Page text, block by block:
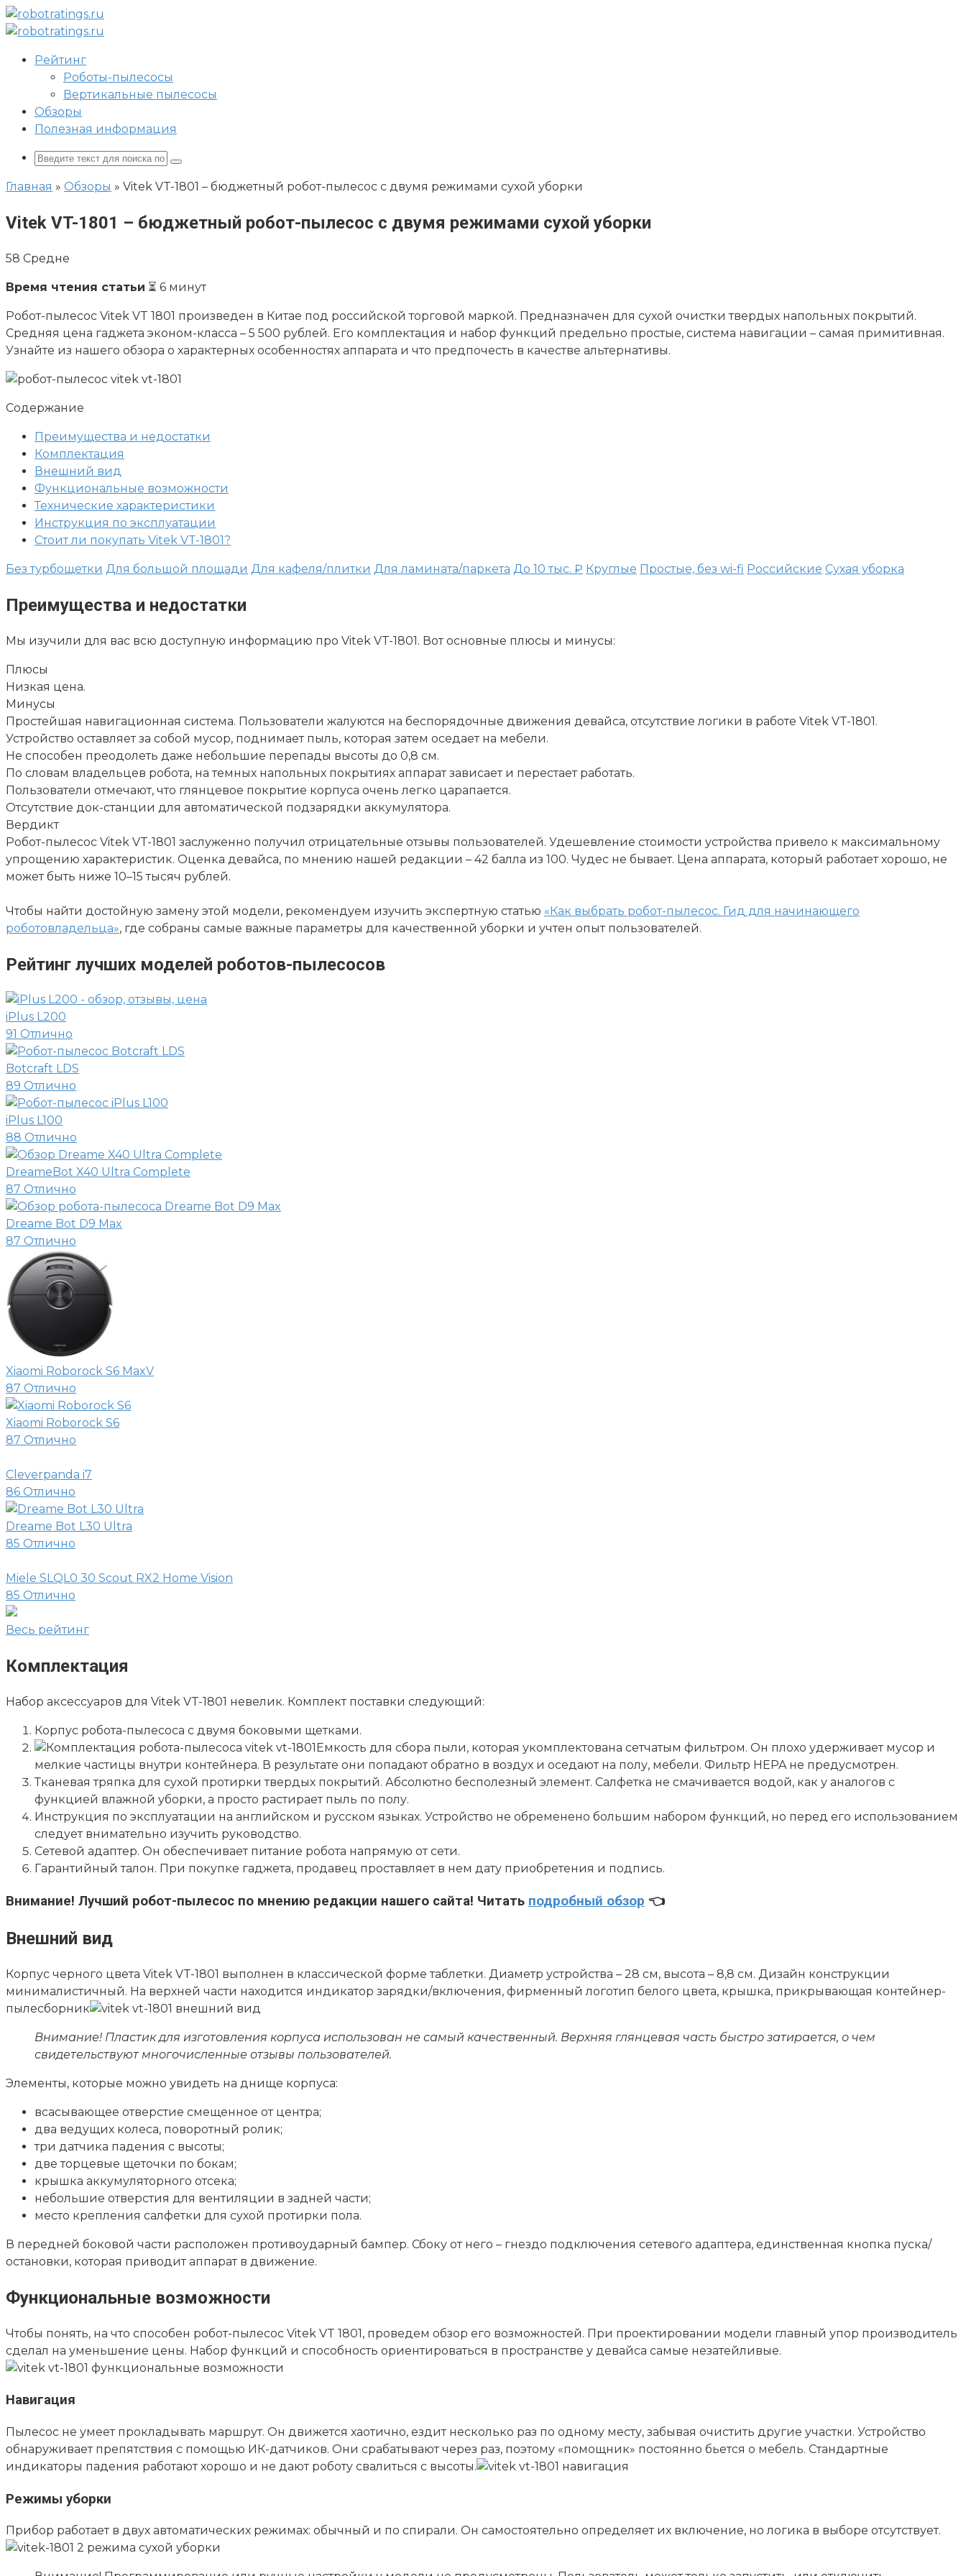
Перейти
к
Рейтинг
Роботы-пылесосы
Вертикальные пылесосы
Обзоры
Полезная информация
Поиск:
Главная » Обзоры » Vitek VT-1801 – бюджетный робот-пылесос с двумя режимами сухой уборки
Vitek VT-1801 – бюджетный робот-пылесос с двумя режимами сухой уборки
58 Средне
Время чтения статьи ⏳ 6 минут
Робот-пылесос Vitek VT 1801 произведен в Китае под российской торговой маркой. Предназначен для сухой очистки твердых напольных покрытий.
Средняя цена гаджета эконом-класса – 5 500 рублей. Его комплектация и набор функций предельно простые, система навигации – самая примитивная.
Узнайте из нашего обзора о характерных особенностях аппарата и что предпочесть в качестве альтернативы.
Содержание
Преимущества и недостатки
Комплектация
Внешний вид
Функциональные возможности
Технические характеристики
Инструкция по эксплуатации
Стоит ли покупать Vitek VT-1801?
Без турбощетки Для большой площади Для кафеля/плитки Для ламината/паркета До 10 тыс. ₽ Круглые Простые, без wi-fi Российские Сухая уборка
Преимущества и недостатки
Мы изучили для вас всю доступную информацию про Vitek VT-1801. Вот основные плюсы и минусы:
Плюсы
Низкая цена.
Минусы
Простейшая навигационная система. Пользователи жалуются на беспорядочные движения девайса, отсутствие логики в работе Vitek VT-1801.
Устройство оставляет за собой мусор, поднимает пыль, которая затем оседает на мебели.
Не способен преодолеть даже небольшие перепады высоты до 0,8 см.
По словам владельцев робота, на темных напольных покрытиях аппарат зависает и перестает работать.
Пользователи отмечают, что глянцевое покрытие корпуса очень легко царапается.
Отсутствие док-станции для автоматической подзарядки аккумулятора.
Вердикт
Робот-пылесос Vitek VT-1801 заслуженно получил отрицательные отзывы пользователей. Удешевление стоимости устройства привело к максимальному
упрощению характеристик. Оценка девайса, по мнению нашей редакции – 42 балла из 100. Чудес не бывает. Цена аппарата, который работает хорошо, не
может быть ниже 10–15 тысяч рублей.
Чтобы найти достойную замену этой модели, рекомендуем изучить экспертную статью «Как выбрать робот-пылесос. Гид для начинающего
роботовладельца», где собраны самые важные параметры для качественной уборки и учтен опыт пользователей.
Рейтинг лучших моделей роботов-пылесосов
iPlus L200
91 Отлично
Botcraft LDS
89 Отлично
iPlus L100
88 Отлично
DreameBot X40 Ultra Complete
87 Отлично
Dreame Bot D9 Max
87 Отлично
Xiaomi Roborock S6 MaxV
87 Отлично
Xiaomi Roborock S6
87 Отлично
Cleverpanda i7
86 Отлично
Dreame Bot L30 Ultra
85 Отлично
Miele SLQL0 30 Scout RX2 Home Vision
85 Отлично
Весь рейтинг
Комплектация
Набор аксессуаров для Vitek VT-1801 невелик. Комплект поставки следующий:
Корпус робота-пылесоса с двумя боковыми щетками.
Емкость для сбора пыли, которая укомплектована сетчатым фильтром. Он плохо удерживает мусор и
мелкие частицы внутри контейнера. В результате они попадают обратно в воздух и оседают на полу, мебели. Фильтр HEPA не предусмотрен.
Тканевая тряпка для сухой протирки твердых покрытий. Абсолютно бесполезный элемент. Салфетка не смачивается водой, как у аналогов с
функцией влажной уборки, а просто растирает пыль по полу.
Инструкция по эксплуатации на английском и русском языках. Устройство не обременено большим набором функций, но перед его использованием
следует внимательно изучить руководство.
Сетевой адаптер. Он обеспечивает питание робота напрямую от сети.
Гарантийный талон. При покупке гаджета, продавец проставляет в нем дату приобретения и подпись.
Внимание! Лучший робот-пылесос по мнению редакции нашего сайта! Читать подробный обзор 👈
Внешний вид
Корпус черного цвета Vitek VT-1801 выполнен в классической форме таблетки. Диаметр устройства – 28 см, высота – 8,8 см. Дизайн конструкции
минималистичный. На верхней части находится индикатор зарядки/включения, фирменный логотип белого цвета, крышка, прикрывающая контейнер-
пылесборник
Внимание! Пластик для изготовления корпуса использован не самый качественный. Верхняя глянцевая часть быстро затирается, о чем
свидетельствуют многочисленные отзывы пользователей.
Элементы, которые можно увидеть на днище корпуса:
всасывающее отверстие смещенное от центра;
два ведущих колеса, поворотный ролик;
три датчика падения с высоты;
две торцевые щеточки по бокам;
крышка аккумуляторного отсека;
небольшие отверстия для вентиляции в задней части;
место крепления салфетки для сухой протирки пола.
В передней боковой части расположен противоударный бампер. Сбоку от него – гнездо подключения сетевого адаптера, единственная кнопка пуска/
остановки, которая приводит аппарат в движение.
Функциональные возможности
Чтобы понять, на что способен робот-пылесос Vitek VT 1801, проведем обзор его возможностей. При проектировании модели главный упор производитель
сделал на уменьшение цены. Набор функций и способность ориентироваться в пространстве у девайса самые незатейливые.
Навигация
Пылесос не умеет прокладывать маршрут. Он движется хаотично, ездит несколько раз по одному месту, забывая очистить другие участки. Устройство
обнаруживает препятствия с помощью ИК-датчиков. Они срабатывают через раз, поэтому «помощник» постоянно бьется о мебель. Стандартные
индикаторы падения работают хорошо и не дают роботу свалиться с высоты.
Режимы уборки
Прибор работает в двух автоматических режимах: обычный и по спирали. Он самостоятельно определяет их включение, но логика в выборе отсутствует.